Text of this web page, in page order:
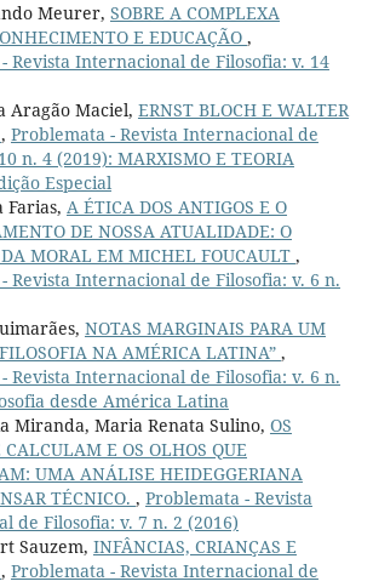
Meurer, SOBRE A COMPLEXA
E EDUCAÇÃO ,
Revista Internacional de Filosofia: v. 14
Aragão Maciel, ERNST BLOCH E WALTER
, Problemata - Revista Internacional de
n. 4 (2019): MARXISMO E TEORIA
Especial
Farias, A ÉTICA DOS ANTIGOS E O
DE NOSSA ATUALIDADE: O
MORAL EM MICHEL FOUCAULT ,
Revista Internacional de Filosofia: v. 6 n.
NOTAS MARGINAIS PARA UM
NA AMÉRICA LATINA” ,
Revista Internacional de Filosofia: v. 6 n.
desde América Latina
Miranda, Maria Renata Sulino, OS
CALCULAM E OS OLHOS QUE
UMA ANÁLISE HEIDEGGERIANA
TÉCNICO. , Problemata - Revista
de Filosofia: v. 7 n. 2 (2016)
Sauzem, INFÂNCIAS, CRIANÇAS E
, Problemata - Revista Internacional de